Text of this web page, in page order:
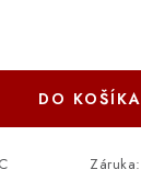
DO KOŠÍKA
Záruka: